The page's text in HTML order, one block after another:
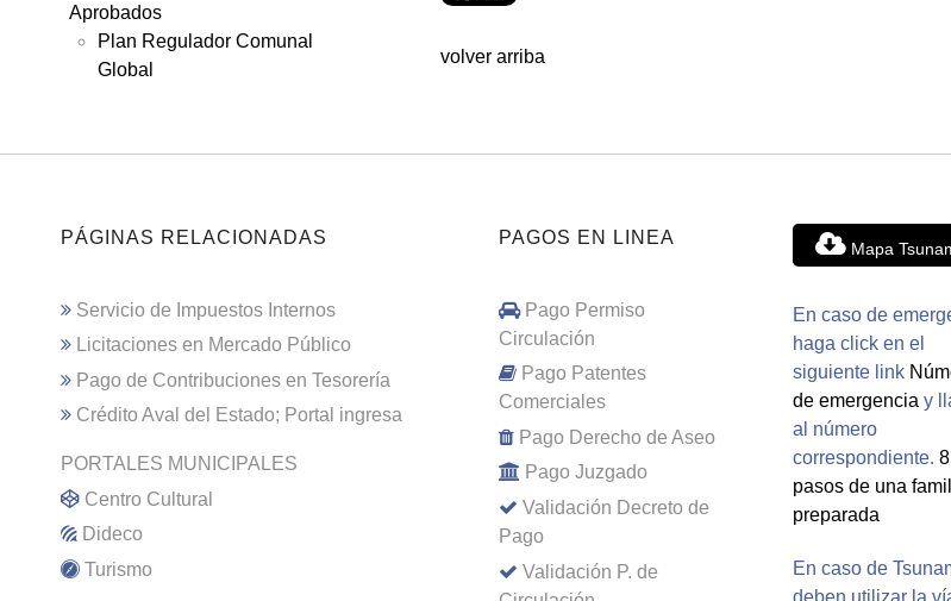
Aprobados
Plan Regulador Comunal
Global
volver arriba
PÁGINAS RELACIONADAS
Servicio de Impuestos Internos
Licitaciones en Mercado Público
Pago de Contribuciones en Tesorería
Crédito Aval del Estado; Portal ingresa
PORTALES MUNICIPALES
Centro Cultural
Dideco
Turismo
PAGOS EN LINEA
Pago Permiso
Circulación
Pago Patentes
Comerciales
Pago Derecho de Aseo
Pago Juzgado
Validación Decreto de
Pago
Validación P. de
Mapa
En caso de
haga click en el
siguiente link
de emergencia y
al número
correspondiente. 8
pasos de una
preparada
En caso de
deben utilizar la